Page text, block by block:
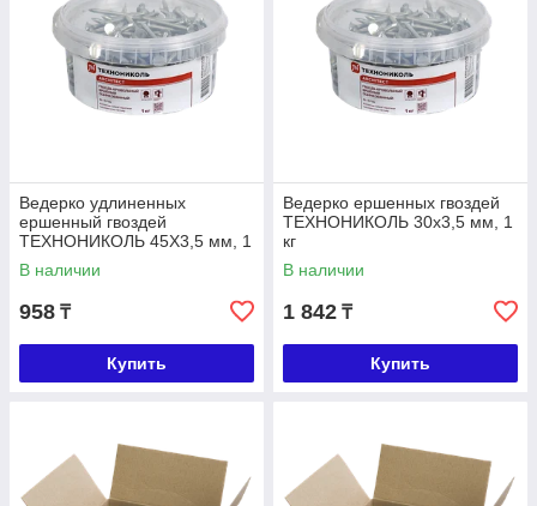
Ведерко удлиненных
ершенный гвоздей
ТЕХНОНИКОЛЬ 45Х3,5 мм, 1
кг
В наличии
958 ₸
Купить
Ведерко ершенных гвоздей
ТЕХНОНИКОЛЬ 30х3,5 мм, 1
кг
В наличии
1 842 ₸
Купить